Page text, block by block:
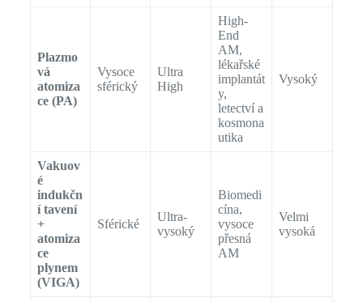
Plazmo
vá
atomiza
ce (PA)
Vysoce
sférický
Ultra
High
High-
End
AM,
lékařské
implantát
y,
letectví a
kosmona
utika
Vysoký
Vakuov
é
indukčn
í tavení
+
atomiza
ce
plynem
(VIGA)
Sférické
Ultra-
vysoký
Biomedi
cína,
vysoce
přesná
AM
Velmi
vysoká